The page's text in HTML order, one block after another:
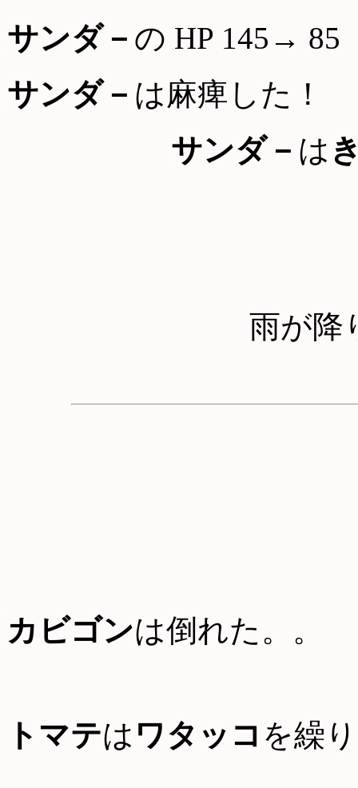
サンダ－ の HP 145→ 85
サンダ－ は麻痺した！
サンダ－ は
雨が降
カビゴンは倒れた。。
トマテは ワタッコ を繰